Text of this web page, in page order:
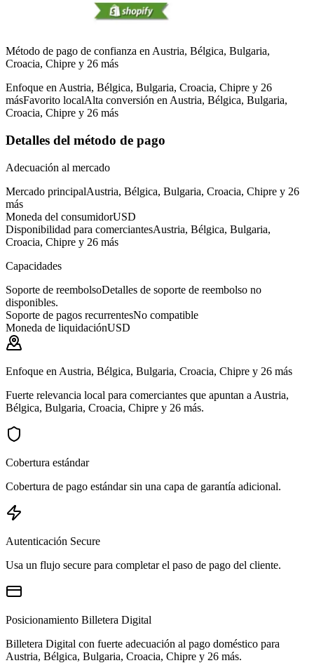
Método de pago de confianza en Austria, Bélgica, Bulgaria,
Croacia, Chipre y 26 más
Enfoque en Austria, Bélgica, Bulgaria, Croacia, Chipre y 26
másFavorito localAlta conversión en Austria, Bélgica, Bulgaria,
Croacia, Chipre y 26 más
Detalles del método de pago
Adecuación al mercado
Mercado principalAustria, Bélgica, Bulgaria, Croacia, Chipre y 26
más
Moneda del consumidorUSD
Disponibilidad para comerciantesAustria, Bélgica, Bulgaria,
Croacia, Chipre y 26 más
Capacidades
Soporte de reembolsoDetalles de soporte de reembolso no
disponibles.
Soporte de pagos recurrentesNo compatible
Moneda de liquidaciónUSD
Enfoque en Austria, Bélgica, Bulgaria, Croacia, Chipre y 26 más
Fuerte relevancia local para comerciantes que apuntan a Austria,
Bélgica, Bulgaria, Croacia, Chipre y 26 más.
Cobertura estándar
Cobertura de pago estándar sin una capa de garantía adicional.
Autenticación Secure
Usa un flujo secure para completar el paso de pago del cliente.
Posicionamiento Billetera Digital
Billetera Digital con fuerte adecuación al pago doméstico para
Austria, Bélgica, Bulgaria, Croacia, Chipre y 26 más.